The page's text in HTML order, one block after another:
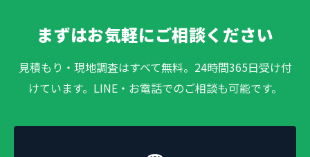
まずはお気軽にご相談ください
見積もり・現地調査はすべて無料。24時間365日受け付
けています。LINE・お電話でのご相談も可能です。